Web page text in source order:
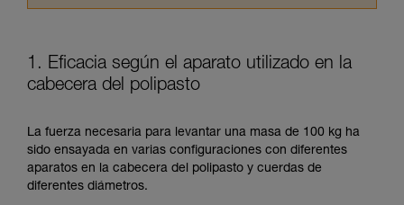
consultarlo. Usted debe comprender la
información de la ficha técnica para poder
comprender este complemento informativo.
y un entrenamiento específico. Confirme a
través de un profesional su capacidad para
ejecutar estas técnicas, solo y con total
seguridad, antes de ejecutarlas de forma
1. Eficacia según el aparato utilizado en la
cabecera del polipasto
La fuerza necesaria para levantar una masa de 100 kg ha
sido ensayada en varias configuraciones con diferentes
aparatos en la cabecera del polipasto y cuerdas de
diferentes diámetros.